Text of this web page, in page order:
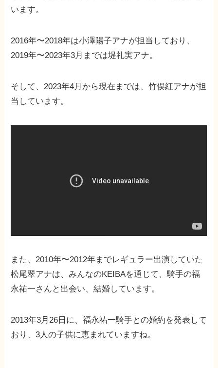
います。
2016年〜2018年は小澤陽子アナが担当しており、
2019年〜2023年3月までは堤礼実アナ。
そして、2023年4月から現在までは、竹俣紅アナが担
当しています。
また、2010年〜2012年までレギュラー出演していた
松尾翠アナは、みんなのKEIBAを通じて、騎手の福
永祐一さんと出会い、結婚しています。
2013年3月26日に、福永祐一騎手との婚約を発表して
おり、3人の子供に恵まれていますね。